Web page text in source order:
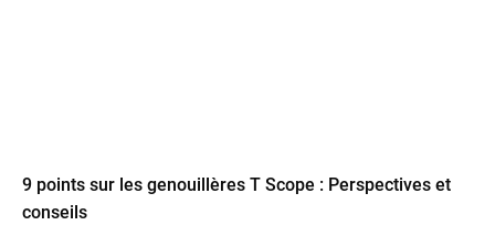
9 points sur les genouillères T Scope : Perspectives et
conseils